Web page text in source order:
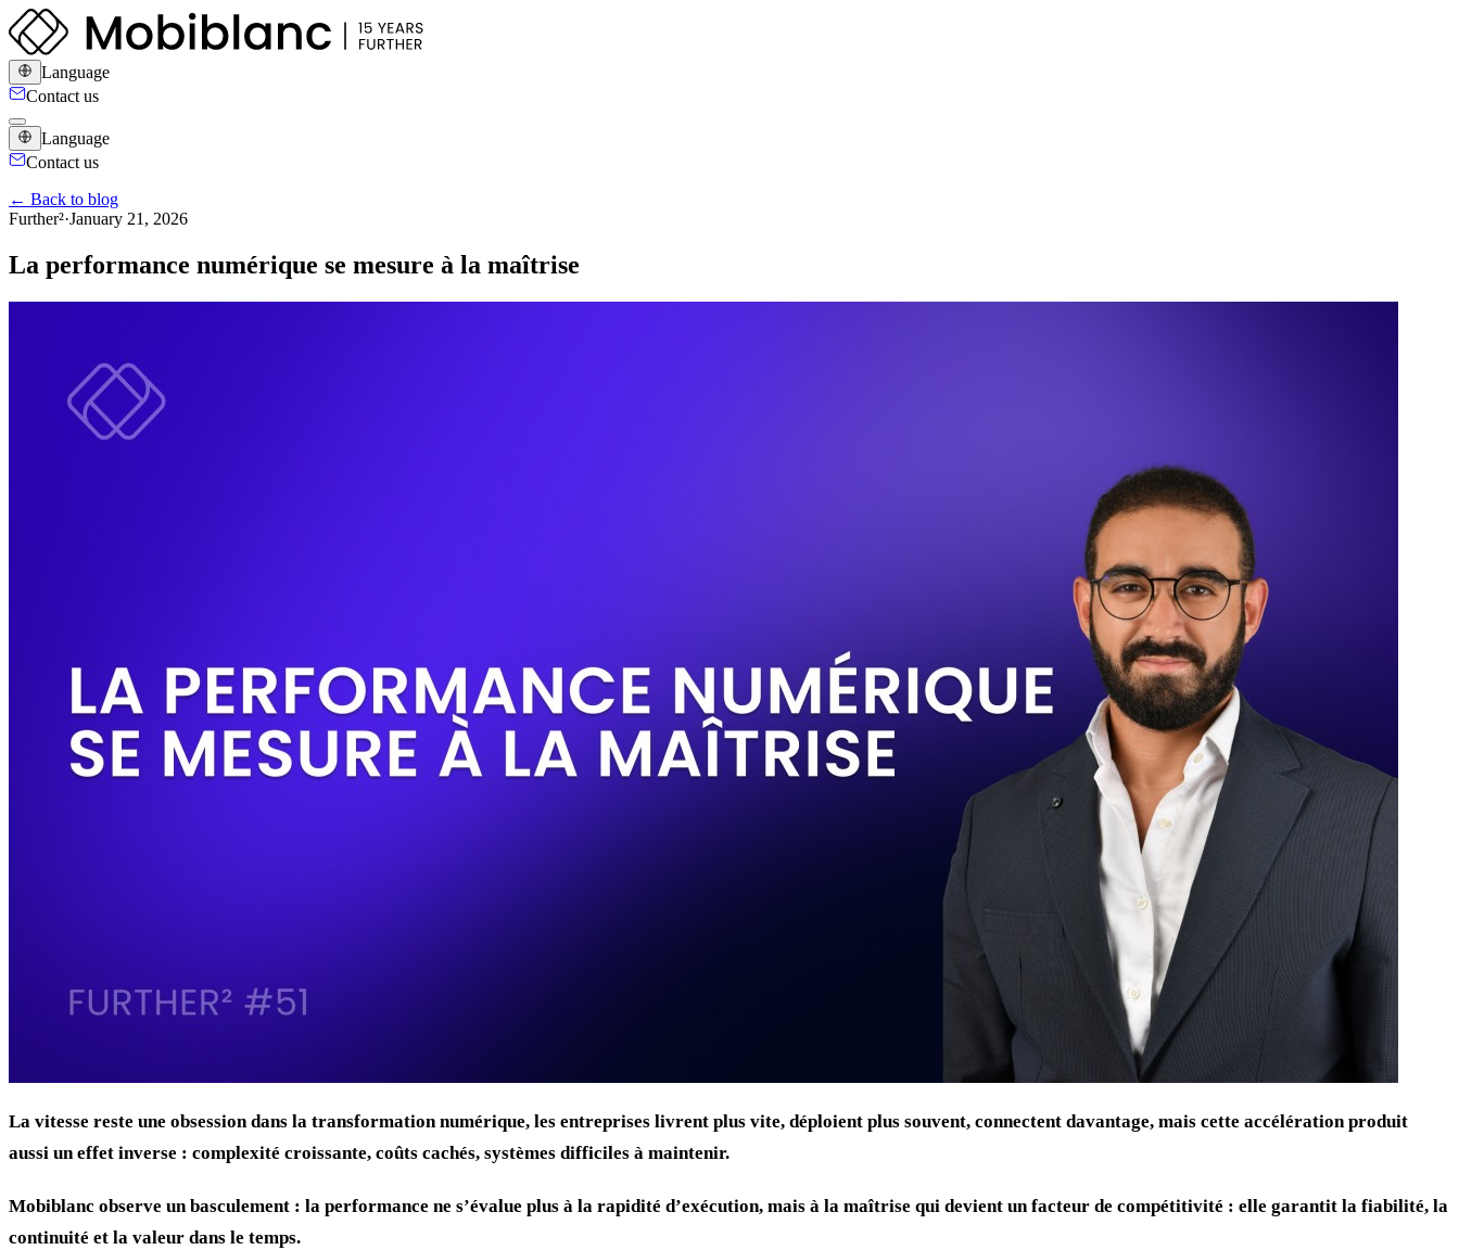
Language
Contact us
Language
Contact us
← Back to blog
Further²·January 21, 2026
La performance numérique se mesure à la maîtrise
La vitesse reste une obsession dans la transformation numérique, les entreprises livrent plus vite, déploient plus souvent, connectent davantage, mais cette accélération produit
aussi un effet inverse : complexité croissante, coûts cachés, systèmes difficiles à maintenir.
Mobiblanc observe un basculement : la performance ne s’évalue plus à la rapidité d’exécution, mais à la maîtrise qui devient un facteur de compétitivité : elle garantit la fiabilité, la
continuité et la valeur dans le temps.